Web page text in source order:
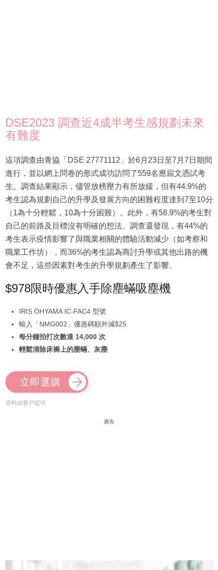
DSE2023 調查近4成半考生感規劃未來
有難度
這項調查由青協「DSE 27771112」於6月23日至7月7日期間
進行，並以網上問卷的形式成功訪問了559名應屆文憑試考
生。調查結果顯示，儘管放榜壓力有所放緩，但有44.9%的
考生認為規劃自己的升學及發展方向的困難程度達到7至10分
（1為十分輕鬆，10為十分困難）。此外，有58.9%的考生對
自己的前路及目標沒有明確的想法。調查還發現，有44%的
考生表示疫情影響了與職業相關的體驗活動減少（如考察和
職業工作坊），而36%的考生認為商討升學或其他出路的機
會不足，這些因素對考生的升學規劃產生了影響。
$978限時優惠入手除塵蟎吸塵機
IRIS OHYAMA IC-FAC4 型號
輸入「NMG002」優惠碼額外減$25
每分鐘拍打次數達 14,000 次
輕鬆清除床褥上的塵蟎、灰塵
立即選購
資料由客戶提供
廣告